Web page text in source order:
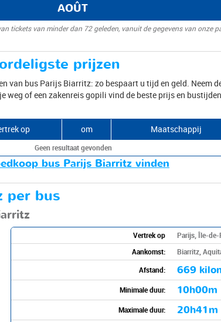
AOÛT
tickets van minder dan 72 geleden, vanuit de gegevens van onze
prijzen
van bus Parijs Biarritz: zo bespaart u tijd en geld. Neem
weg of een zakenreis gopili vind de beste prijs en
op om Maatschappij
Geen resultaat gevonden
bus Parijs Biarritz vinden
per bus
Vertrek op
Parijs, Île-de-
Aankomst:
Biarritz,
Afstand:
669
Minimale duur: 10h00m
Maximale duur: 20h41m